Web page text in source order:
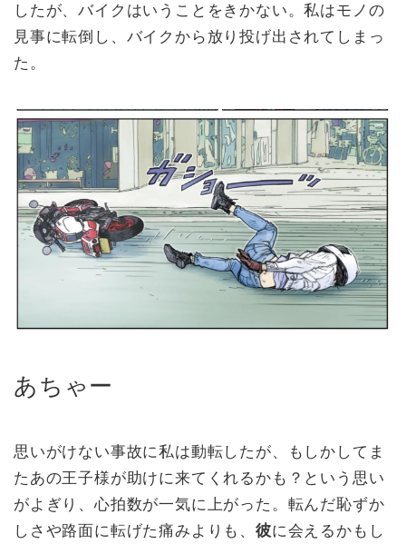
したが、バイクはいうことをきかない。私はモノの
見事に転倒し、バイクから放り投げ出されてしまっ
た。
あちゃー
思いがけない事故に私は動転したが、もしかしてま
たあの王子様が助けに来てくれるかも？という思い
がよぎり、心拍数が一気に上がった。転んだ恥ずか
しさや路面に転げた痛みよりも、 彼に会えるかもし